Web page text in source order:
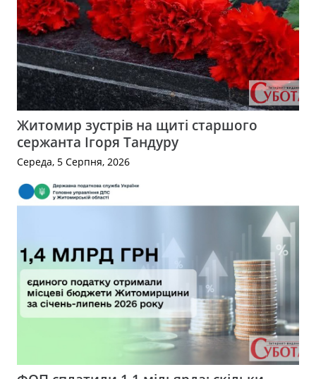
Житомир зустрів на щиті старшого
сержанта Ігоря Тандуру
Середа, 5 Серпня, 2026